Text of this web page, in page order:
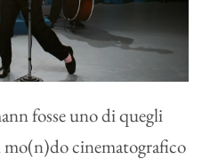
fosse uno di quegli
cinematografico